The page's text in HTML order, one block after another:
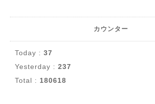
カウンター
Today : 37
Yesterday : 237
Total : 180618